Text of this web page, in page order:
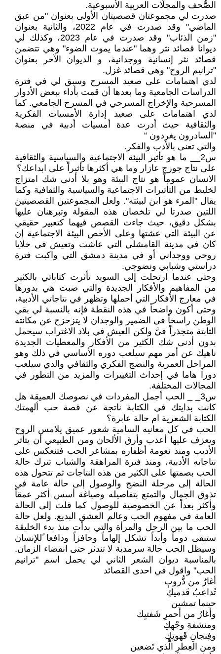
الصُّحف والمجلّات العربية الأسبوعية.
صدرت لي مجموعتان قصصيتان الأولى بعنوان "من عبق
الماضي" وقد صدرت في عام 2022، والثانية بعنوان
"زمن الذئاب" وقد صدرت في عام 2023، وكذلك لي
ديوانا قصائد نثر وهما "عندما يموت الضوء" وهي تتضمن
قصائد نثر إنسانية ووجدانية، و الديوان الآخر بعنوان
"ترانيم الروح" وهي قصائد غزل.
لدي اهتمامات على صعيد المسرح وسبق لي في فترة
الدراسات الجامعية وما بعدها أن قمت بأداء ببعض الأدوار
المسرحية والإخراج المسرحي في المسرح الجامعي. كما
لدي اهتمامات على صعيد إدارة الأمسيات الفكرية
والثقافية حيث أدرت عدة أمسيات أدبية في منصة
"السادرون يغردون “
والتي تعنى بالأدب والفكر.
س2__ ما هو تأثير البيئة الاجتماعية والسياسية والثقافية
على نتاج جورج عازار وما هي أكثرها تأثيراً على ابداعك؟
الانسان عموماً هو نتاج البيئة وهو بلا أدنى شك امتزاج
لخليط من التأثيرات الاجتماعية والسياسية والثقافية وكما
يقال "المرء هو ابن لبيئته". ولعل المجموعتين القصصيتين
اللتين صدرتا لي تلخصان هذه المقولة وتبرهنان عليها
بشكل دقيق، حيث جاءت القصص فيهما كتعبير حقيقي
عن البيئة التي عشتها وعلى الأخص البيئة الاجتماعية إن
كان في مدينة القامشلي التي عاشت وتعيش في خلايا
روحي ووجداني أو في مدينة دمشق التي واكبت فترة
دراستي وشبابي ونضوجي.
وحتى عندما ارتحلت إلى السويد تأثرت كتاباتي بالكثير
من المفاهيم والأفكار الجديدة والتي صبت هي بدورها
في معارج الأفكار التي أحملها وتظهر في نتاجاتي الأدبية،
وحتى أكون واضحاً في هذه النقطة فإنه بالنسبة لي بقي
الوطن راسخاً في الضمير والوجدان لا يتزحزح عن مكانته
الثابتة متجذراً فيَّ ولكن العيش في بلاد الاغتراب سيحمل
بدون أدنى شك الكثير من الأفكار والمعطيات الجديدة
ناهيك عن أمر مهم سيلعب دوره الأساسي في ذلك وهو
المراحل العمرية والنضج الفكري والثقافي والذي سيلعب
دوراً هاما في إحداث التغييرات والمزيد من التطور في
المجالات المختلفة.
س3_ _ الحب أجمل المفردات في نصوصك العميقة هل
كانت بدايتك في الكتابة ناتجة عن قصة حب ألهمتك
الكتابة الشعرية ام حالة عابرة؟
الحب في كل معانيه السامية شعور عميق يلامس الروح
ويعزف عليها أعذب وأرق الألحان ومن الطبيعي أن يتأثر
الأديب ومنذ نعومة أظفاره بمشاعر الحب فتنعكس على
نتاجاته الأدبية، ومنذ فترة المراهقة والشباب تترك حالة
الحب بصمتها على الكثير من هذه النتاجات ثم تتحول هذه
الحالة إلى مرحلة النضج والوصول إلى حالة عامة في
تذوق الجمال والتمتع بتفاصيله وصياغة أسس أكثر عمقاً
وأكثر بعداً عن الخصوصية للوصول كما قلت إلى الحالة
العامة في مفهوم الحب وعالم العشق البديع. ولعل حالة
الحب ما بين الرجل والمرأة والتي بدأت منذ بدء الخليقة
ستبقى دوماً وأبداً تشكل إلهاماً وحافزاً ودافعا ًللإنسان
وسيظل الحب حالة سرمدية لا تندثر حتى انقضاء الزمان.
بالمناسبة ديوان الشعر الثاني لي يحمل اسم "ترانيم
الحب" واقول في احدى القصائد
أغارُ من دُّروبٍ
تُداعبُ قَدميكِ
حينما تمشين
وأغارُ من أحمرِ شَفتيِك
ومنشفةِ وجْهِكِ
وفِنجانِ قَهوتِك
ومن العِطرِ الَّذي تَضعين